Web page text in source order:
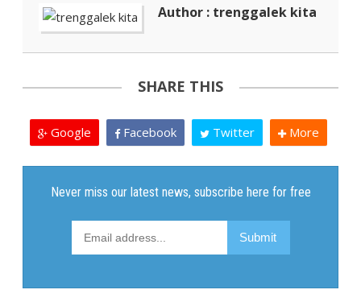
Author : trenggalek kita
SHARE THIS
Google Facebook Twitter More